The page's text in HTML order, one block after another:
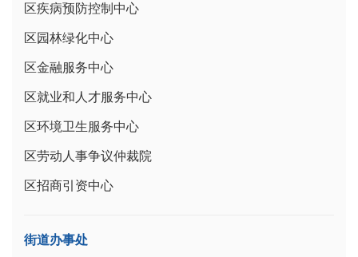
区疾病预防控制中心
区园林绿化中心
区金融服务中心
区就业和人才服务中心
区环境卫生服务中心
区劳动人事争议仲裁院
区招商引资中心
街道办事处